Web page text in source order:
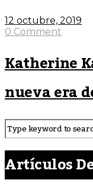
12 octubre, 2019
0 Comment
Katherine
nueva era
Artículos